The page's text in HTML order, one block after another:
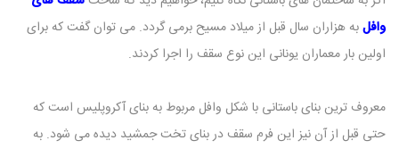
وافلبه هزاران سال قبل از میلاد مسیح برمی گردد. می توان گفت که برای
اولین بار معماران یونانی این نوع سقف را اجرا کردند.
معروف ترین بنای باستانی با شکل وافل مربوط به بنای آکروپلیس است که
حتی قبل از آن نیز این فرم سقف در بنای تخت جمشید دیده می شود. به